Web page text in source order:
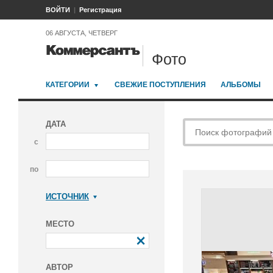
ВОЙТИ Регистрация
06 АВГУСТА, ЧЕТВЕРГ
Фото
КАТЕГОРИИ СВЕЖИЕ ПОСТУПЛЕНИЯ АЛЬБОМЫ
ДАТА
с
по
ИСТОЧНИК
МЕСТО
АВТОР